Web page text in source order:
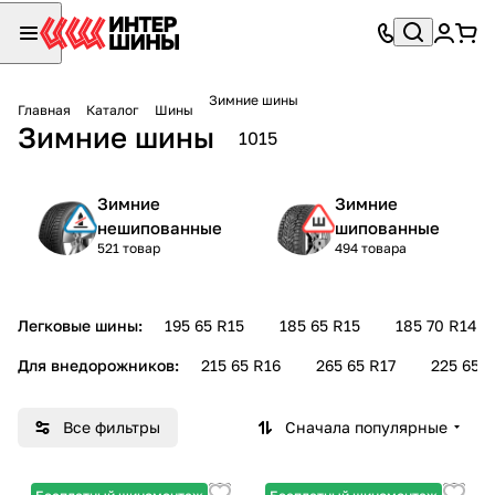
Главная Каталог Шины
Зимние шины
Зимние шины 1015
Зимние
нешипованные
521 товар
Зимние
шипованные
494 товара
Легковые шины: 195 65 R15 185 65 R15 185 70 R14
Для внедорожников: 215 65 R16 265 65 R17 225 65
Все фильтры Сначала популярные